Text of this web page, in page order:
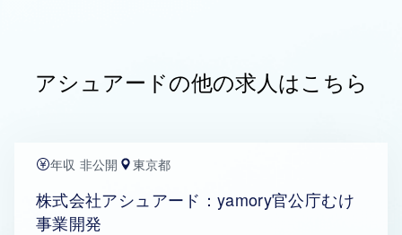
アシュアードの他の求人はこちら
年収 非公開 東京都
株式会社アシュアード：yamory官公庁むけ
事業開発